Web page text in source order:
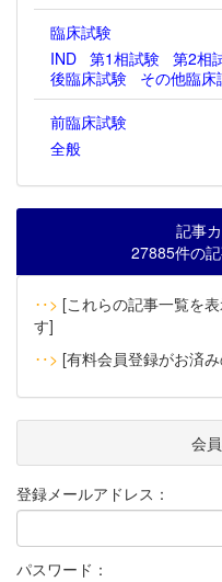
臨床試験
IND 第1相試験 第2相
後臨床試験
その他臨床
前臨床試験
全般
記事
27885件の記
‥> [これらの記事一覧を
す]
‥> [有料会員登録がお済
会
登録メールアドレス：
パスワード：